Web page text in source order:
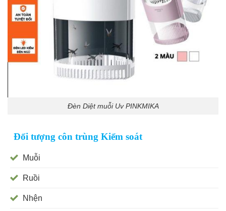
Đèn Diệt muỗi Uv PINKMIKA
Đối tượng côn trùng Kiểm soát
Muỗi
Ruồi
Nhện